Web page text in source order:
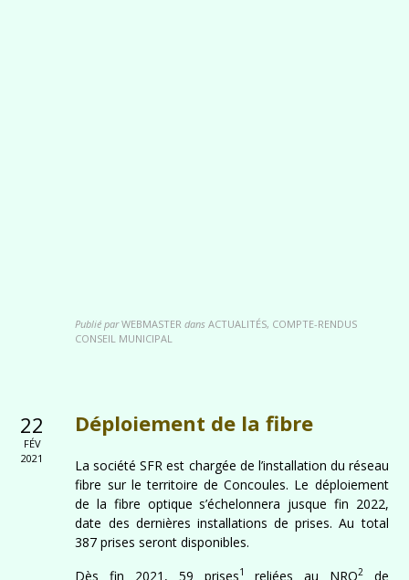
Publié par WEBMASTER dans ACTUALITÉS, COMPTE-RENDUS
CONSEIL MUNICIPAL
22
FÉV
2021
Déploiement de la fibre
La société SFR est chargée de l’installation du réseau
fibre sur le territoire de Concoules. Le déploiement
de la fibre optique s’échelonnera jusque fin 2022,
date des dernières installations de prises. Au total
387 prises seront disponibles.
Dès fin 2021, 59 prises1 reliées au NRO2de